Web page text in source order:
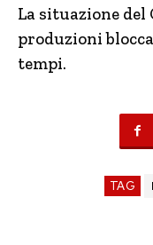
La situazione
produzioni
tempi.
TAG